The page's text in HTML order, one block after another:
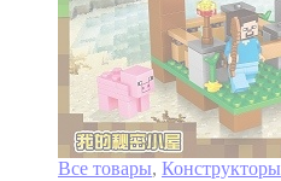
Все товары, Конструкторы